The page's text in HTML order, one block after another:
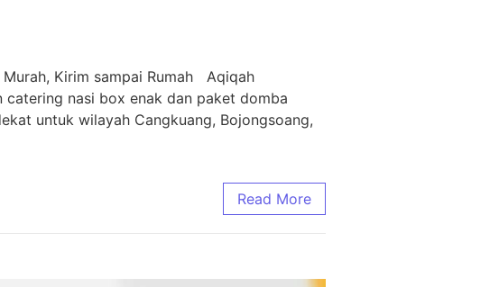
Kirim sampai Rumah Aqiqah
catering nasi box enak dan paket domba
untuk wilayah Cangkuang, Bojongsoang,
Read More